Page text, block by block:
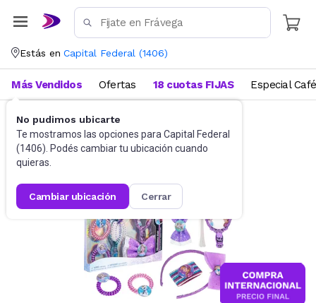
Estás en Capital Federal (1406)
No pudimos ubicarte
Te mostramos las opciones para Capital Federal
(1406). Podés cambiar tu ubicación cuando
quieras.
cambiar ubicación cerrar
Más Vendidos Ofertas 18 cuotas FIJAS Especial Café
Sets y otros Juegos de Maquillaje